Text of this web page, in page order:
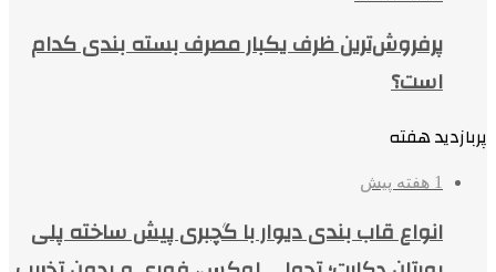
پرفروش‌ترین ظرف یکبار مصرف بسته بندی کدام
است؟
پربازدید هفته
1 هفته پیش
انواع قاب بندی دیوار با گچبری پیش ساخته پلی